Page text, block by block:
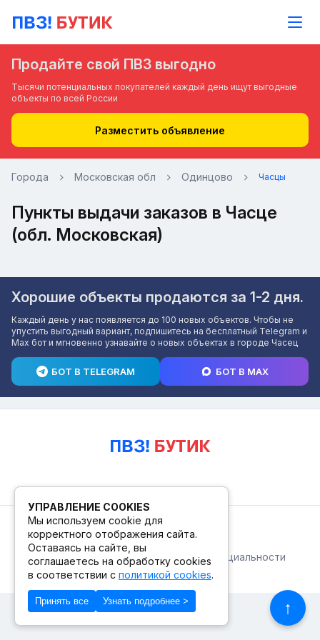
Продайте свой ПВЗ выгодно
Тысячи потенциальных покупателей каждый день ищут выгодные
объекты по всей России
Разместить объявление
Города Московская обл Одинцово Часцы
Пункты выдачи заказов в Часце
(обл. Московская)
Хорошие объекты продаются за 1-2 дня.
Каждый день у нас появляется до 100 новых объектов. Чтобы не
упустить выгодный вариант, подпишитесь на бесплатный Telegram и
Max бот и мгновенно узнавайте о новых объектах в городе Часец
БОТ В TELEGRAM БОТ В MAX
↑
© 2026. ПВЗ! БУТИК.
Публичная офертаПолитика конфиденциальности
© Сделано в Фидживеб
УПРАВЛЕНИЕ COOKIES
Мы используем cookie для
корректного отображения сайта.
Оставаясь на сайте, вы
соглашаетесь на обработку cookies
в соответствии с политикой cookies.
Принять все Узнать подробнее >